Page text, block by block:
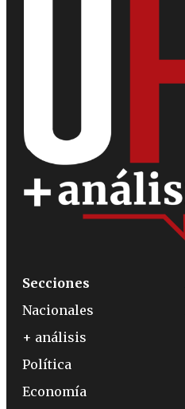
Secciones
Nacionales
+ análisis
Política
Economía